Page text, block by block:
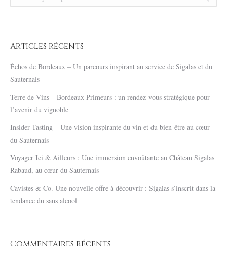
Articles récents
Échos de Bordeaux – Un parcours inspirant au service de Sigalas et du
Sauternais
Terre de Vins – Bordeaux Primeurs : un rendez-vous stratégique pour
l’avenir du vignoble
Insider Tasting – Une vision inspirante du vin et du bien-être au cœur
du Sauternais
Voyager Ici & Ailleurs : Une immersion envoûtante au Château Sigalas
Rabaud, au cœur du Sauternais
Cavistes & Co. Une nouvelle offre à découvrir : Sigalas s’inscrit dans la
tendance du sans alcool
Commentaires récents